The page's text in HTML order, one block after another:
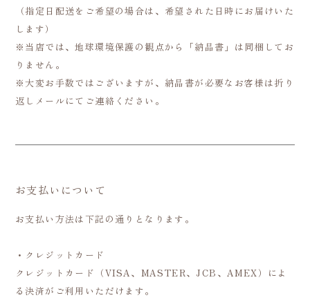
（指定日配送をご希望の場合は、希望された日時にお届けいた
します）
※当店では、地球環境保護の観点から「納品書」は同梱してお
りません。
※大変お手数ではございますが、納品書が必要なお客様は折り
返しメールにてご連絡ください。
お支払いについて
お支払い方法は下記の通りとなります。
・クレジットカード
クレジットカード（VISA、MASTER、JCB、AMEX）によ
る決済がご利用いただけます。